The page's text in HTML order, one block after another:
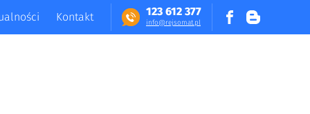
123 612 377
in​fo​@​​rej​somat​.​pl
Kontakt